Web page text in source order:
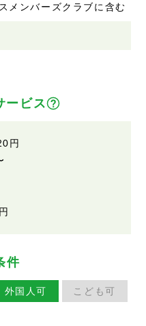
メンバーズクラブに含む
ービス
円
件
外国人可 こども可